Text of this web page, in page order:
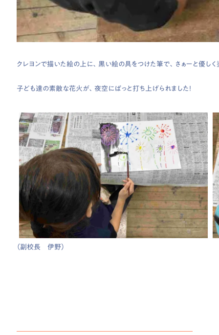
クレヨンで描いた絵の上に、黒い絵の具をつけた筆で、さぁーと優し
子ども達の素敵な花火が、夜空にぱっと打ち上げられました！
（副校長 伊野）